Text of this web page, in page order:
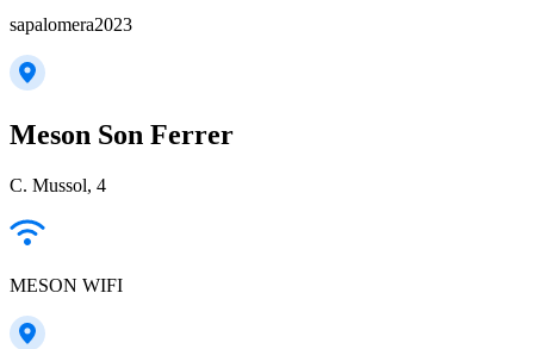
sapalomera2023
Meson Son Ferrer
C. Mussol, 4
MESON WIFI